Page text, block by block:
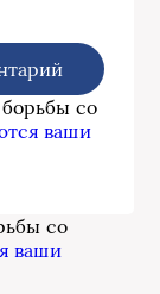
со
ваши
со
ваши